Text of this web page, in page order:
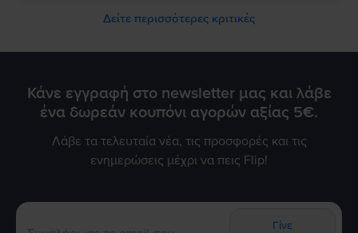
Δείτε περισσότερες κριτικές
Κάνε εγγραφή στο newsletter μας και λάβε
ένα δωρεάν κουπόνι αγορών αξίας 5€.
Λάβε τα τελευταία νέα, τις προσφορές και τις
ενημερώσεις μέχρι να πεις Flip!
Γίνε